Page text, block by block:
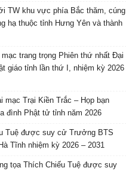
TW khu vực phía Bắc thăm, cúng
hạ thuộc tỉnh Hưng Yên và thành
mạc trang trọng Phiên thứ nhất Đại
giáo tỉnh lần thứ I, nhiệm kỳ 2026
mạc Trại Kiền Trắc – Họp bạn
đình Phật tử tỉnh năm 2026
Tuệ được suy cử Trưởng BTS
Tĩnh nhiệm kỳ 2026 – 2031
tọa Thích Chiếu Tuệ được suy